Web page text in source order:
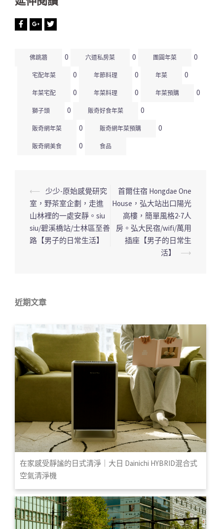
佛跳牆 0 六道私房菜 0 團圓年菜 0
宅配年菜 0 年節料理 0 年菜 0
年菜宅配 0 年菜料理 0 年菜預購 0
獅子頭 0 販奇好食年菜 0
販奇網年菜 0 販奇網年菜預購 0
販奇網美食 0 食品
文
章
導
覽
⟵
少少-原始感覺研究
室，野茶室企劃，走進
山林裡的一處安靜。siu
siu/碧溪橋站/士林區至善
路【男子的日常生活】
首爾住宿 Hongdae One
House，弘大站出口陽光
高樓，簡單風格2-7人
房。弘大民宿/wifi/萬用
插座【男子的日常生
活】
⟶
近期文章
在家感受靜謐的日式清淨｜大日 Dainichi HYBRID混合式
空氣清淨機